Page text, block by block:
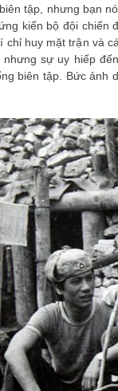
tập, nhưng bạn
kiến bộ đội chiến
chỉ huy mặt trận và
nhưng sự uy hiếp
biên tập. Bức ảnh